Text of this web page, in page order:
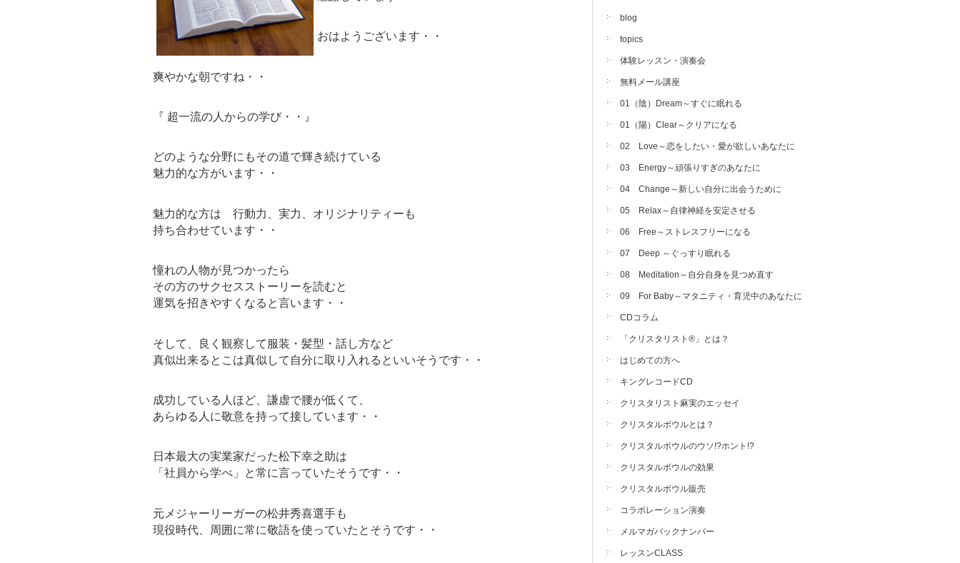
おはようございます・・
爽やかな朝ですね・・
『 超一流の人からの学び・・』
どのような分野にもその道で輝き続けている
魅力的な方がいます・・
魅力的な方は 行動力、実力、オリジナリティーも
持ち合わせています・・
憧れの人物が見つかったら
その方のサクセスストーリーを読むと
運気を招きやすくなると言います・・
そして、良く観察して服装・髪型・話し方など
真似出来るとこは真似して自分に取り入れるといいそうです・・
成功している人ほど、謙虚で腰が低くて、
あらゆる人に敬意を持って接しています・・
日本最大の実業家だった松下幸之助は
「社員から学べ」と常に言っていたそうです・・
元メジャーリーガーの松井秀喜選手も
現役時代、周囲に常に敬語を使っていたとそうです・・
blog
topics
体験レッスン・演奏会
無料メール講座
01（陰）Dream～すぐに眠れる
01（陽）Clear～クリアになる
02 Love～恋をしたい・愛が欲しいあなたに
03 Energy～頑張りすぎのあなたに
04 Change～新しい自分に出会うために
05 Relax～自律神経を安定させる
06 Free～ストレスフリーになる
07 Deep ～ぐっすり眠れる
08 Meditation～自分自身を見つめ直す
09 For Baby～マタニティ・育児中のあなたに
CDコラム
「クリスタリスト®」とは？
はじめての方へ
キングレコードCD
クリスタリスト麻実のエッセイ
クリスタルボウルとは？
クリスタルボウルのウソ!?ホント!?
クリスタルボウルの効果
クリスタルボウル販売
コラボレーション演奏
メルマガバックナンバー
レッスンCLASS